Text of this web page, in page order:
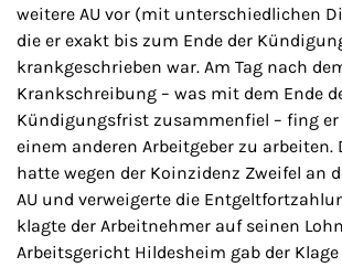
weitere AU vor (mit unterschiedlichen
die er exakt bis zum Ende der
krankgeschrieben war. Am Tag nach
Krankschreibung – was mit dem Ende
Kündigungsfrist zusammenfiel – fing er
einem anderen Arbeitgeber zu arbeiten.
hatte wegen der Koinzidenz Zweifel an
AU und verweigerte die
klagte der Arbeitnehmer auf seinen
Arbeitsgericht Hildesheim gab der